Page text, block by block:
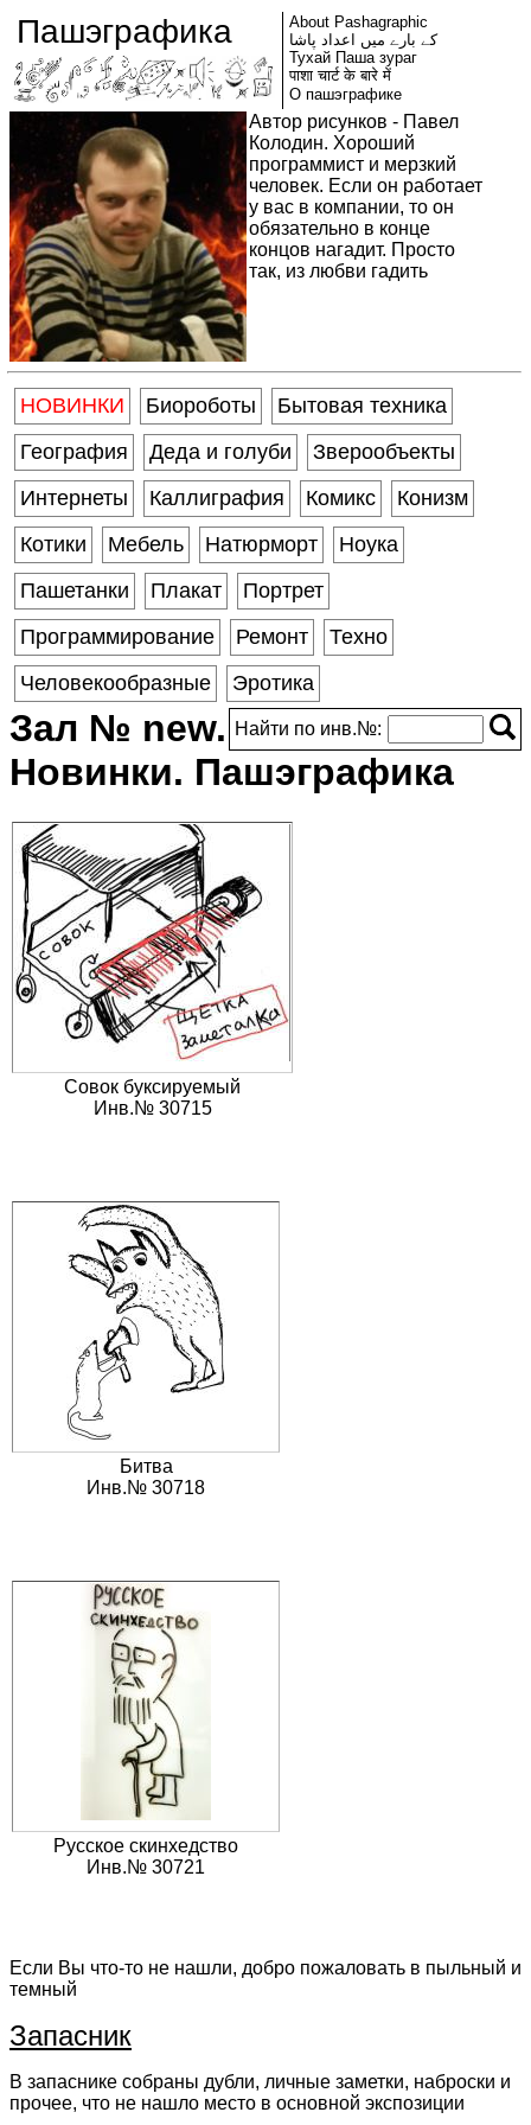
Пашэграфика
About Pashagraphic
کے بارے میں اعداد پاشا
Тухай Паша зураг
पाशा चार्ट के बारे में
О пашэграфике
Автор рисунков - Павел
Колодин. Хороший
программист и мерзкий
человек. Если он работает
у вас в компании, то он
обязательно в конце
концов нагадит. Просто
так, из любви гадить
НОВИНКИ Биороботы
Бытовая техника
География
Деда и голуби
Зверообъекты
Интернеты
Каллиграфия Комикс
Конизм
Котики
Мебель Натюрморт
Ноука
Пашетанки
Плакат
Портрет
Программирование
Ремонт
Техно
Человекообразные
Эротика
Найти по инв.№:
Зал № new.
Новинки. Пашэграфика
Совок буксируемый
Инв.№ 30715
Битва
Инв.№ 30718
Русское скинхедство
Инв.№ 30721
Если Вы что-то не нашли, добро пожаловать в пыльный и
темный
Запасник
В запаснике собраны дубли, личные заметки, наброски и
прочее, что не нашло место в основной экспозиции